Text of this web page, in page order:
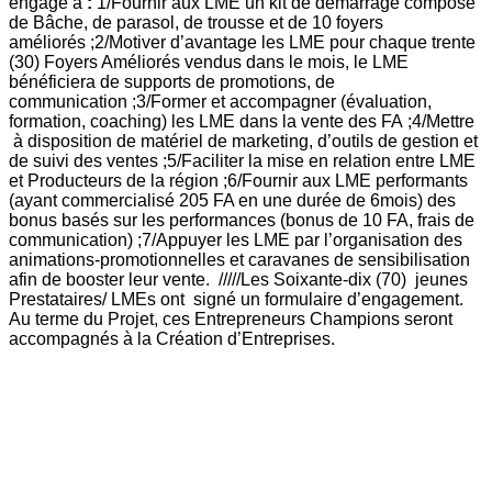
de Bâche, de parasol, de trousse et de 10 foyers
améliorés ;2/Motiver d’avantage les LME pour chaque trente
(30) Foyers Améliorés vendus dans le mois, le LME
bénéficiera de supports de promotions, de
communication ;3/Former et accompagner (évaluation,
formation, coaching) les LME dans la vente des FA ;4/Mettre
à disposition de matériel de marketing, d’outils de gestion et
de suivi des ventes ;5/Faciliter la mise en relation entre LME
et Producteurs de la région ;6/Fournir aux LME performants
(ayant commercialisé 205 FA en une durée de 6mois) des
bonus basés sur les performances (bonus de 10 FA, frais de
communication) ;7/Appuyer les LME par l’organisation des
animations-promotionnelles et caravanes de sensibilisation
afin de booster leur vente. /////Les Soixante-dix (70) jeunes
Prestataires/ LMEs ont signé un formulaire d’engagement.
Au terme du Projet, ces Entrepreneurs Champions seront
accompagnés à la Création d’Entreprises.